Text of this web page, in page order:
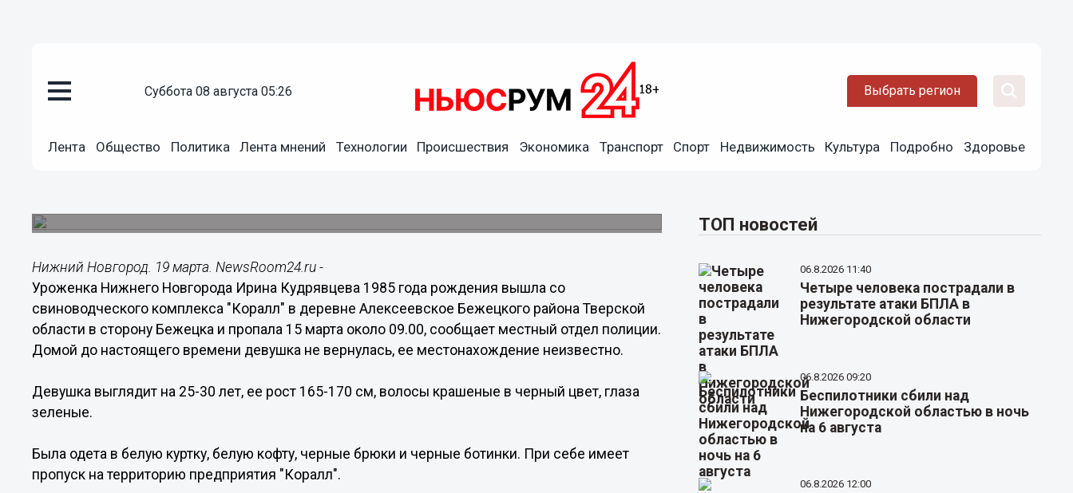
суббота 08 августа 05:26 Выбрать регион
Лента Общество Политика Лента мнений Технологии Происшествия Экономика Транспорт Спорт Недвижимость Культура Подробно Здоровье
Молодая уроженка Нижнего Новгорода пропала по дороге
Нижний Новгород. 19 марта. NewsRoom24.ru -
Уроженка Нижнего Новгорода Ирина Кудрявцева 1985 года рождения вышла со
свиноводческого комплекса "Коралл" в деревне Алексеевское Бежецкого района Тверской
области в сторону Бежецка и пропала 15 марта около 09.00, сообщает местный отдел полиции.
Домой до настоящего времени девушка не вернулась, ее местонахождение неизвестно.
Девушка выглядит на 25-30 лет, ее рост 165-170 см, волосы крашеные в черный цвет, глаза
зеленые.
Была одета в белую куртку, белую кофту, черные брюки и черные ботинки. При себе имеет
пропуск на территорию предприятия "Коралл".
ТОП новостей
06.8.2026 11:40
Четыре человека пострадали в
результате атаки БПЛА в
Нижегородской области
06.8.2026 09:20
Беспилотники сбили над
Нижегородской областью в ночь
на 6 августа
06.8.2026 12:00